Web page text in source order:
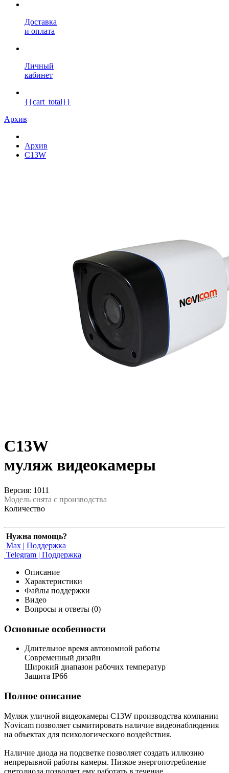
Доставка
и оплата
Личный
кабинет
{{cart_total}}
Архив
Архив
C13W
C13W
муляж видеокамеры
Версия: 1011
Модель снята с производства
Количество
Нужна помощь?
Max | Поддержка
Telegram | Поддержка
Описание
Характеристики
Файлы поддержки
Видео
Вопросы и ответы (0)
Основные особенности
Длительное время автономной работы
Современный дизайн
Широкий диапазон рабочих температур
Защита IP66
Полное описание
Муляж уличной видеокамеры C13W производства компании
Novicam позволяет сымитировать наличие видеонаблюдения
на объектах для психологического воздействия.
Наличие диода на подсветке позволяет создать иллюзию
непрерывной работы камеры. Низкое энергопотребление
светодиода позволяет ему работать в течение